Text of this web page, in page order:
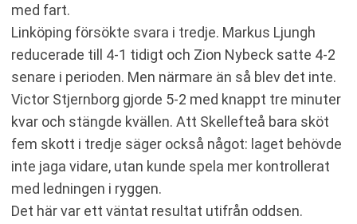
med fart.
Linköping försökte svara i tredje. Markus Ljungh
reducerade till 4-1 tidigt och Zion Nybeck satte 4-2
senare i perioden. Men närmare än så blev det inte.
Victor Stjernborg gjorde 5-2 med knappt tre minuter
kvar och stängde kvällen. Att Skellefteå bara sköt
fem skott i tredje säger också något: laget behövde
inte jaga vidare, utan kunde spela mer kontrollerat
med ledningen i ryggen.
Det här var ett väntat resultat utifrån oddsen.